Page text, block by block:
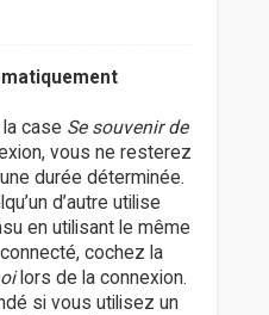
case Se souvenir de
vous ne resterez
durée déterminée.
d’autre utilise
en utilisant le même
cochez la
lors de la connexion.
si vous utilisez un